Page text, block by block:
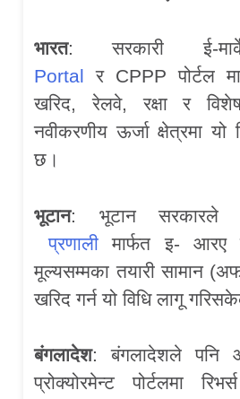
भारत: सरकारी ई-
Portal र CPPP पोर्टल
खरिद, रेलवे, रक्षा र
नवीकरणीय ऊर्जा क्षेत्रमा यो
छ।
भूटान: भूटान सरकारले
प्रणालीमार्फत इ- आरए
मूल्यसम्मका तयारी सामान
खरिद गर्न यो विधि लागू
बंगलादेश: बंगलादेशले पनि
प्रोक्योरमेन्ट पोर्टलमा